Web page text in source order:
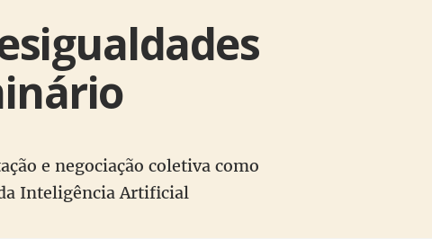
e negociação coletiva como
Inteligência Artificial